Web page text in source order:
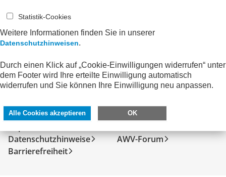
SERVICE
Kontakt
Datenschutzhinweise
Barrierefreiheit
DIREKT ZU
FeRD
AWV-Forum
Statistik-Cookies
Weitere Informationen finden Sie in unserer
Datenschutzhinweisen.
Durch einen Klick auf „Cookie-Einwilligungen widerrufen“ unter
dem Footer wird Ihre erteilte Einwilligung automatisch
widerrufen und Sie können Ihre Einwilligung neu anpassen.
Alle Cookies akzeptieren OK